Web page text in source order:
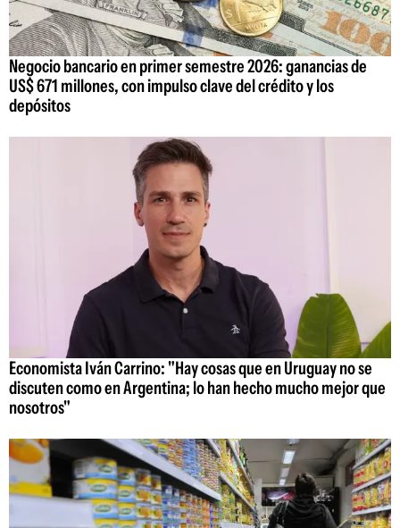
Negocio bancario en primer semestre 2026: ganancias de
US$ 671 millones, con impulso clave del crédito y los
depósitos
Economista Iván Carrino: "Hay cosas que en Uruguay no se
discuten como en Argentina; lo han hecho mucho mejor que
nosotros"